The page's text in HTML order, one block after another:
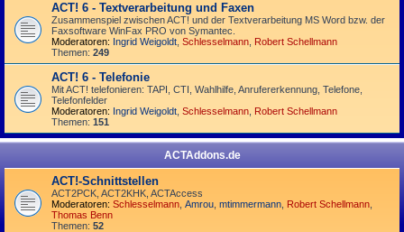
ACT! 6 - Textverarbeitung und Faxen
Zusammenspiel zwischen ACT! und der Textverarbeitung MS Word bzw. der
Faxsoftware WinFax PRO von Symantec.
Moderatoren: Ingrid Weigoldt Schlesselmann Robert Schellmann
Themen: 249
ACT! 6 - Telefonie
Mit ACT! telefonieren: TAPI, CTI, Wahlhilfe, Anrufererkennung, Telefone,
Telefonfelder
Moderatoren: Ingrid Weigoldt Schlesselmann Robert Schellmann
Themen: 151
ACTAddons.de
ACT!-Schnittstellen
ACT2PCK, ACT2KHK, ACTAccess
Moderatoren: Schlesselmann Amrou mtimmermann Robert Schellmann
Thomas Benn
Themen: 52